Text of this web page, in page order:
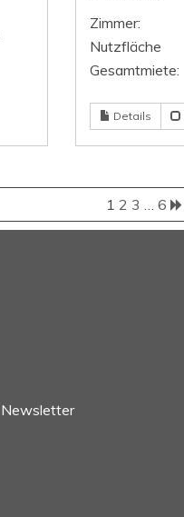
Zimmer:
Nutzfläche
Gesamtmiete:
Details
1 2 3 … 6
Newsletter